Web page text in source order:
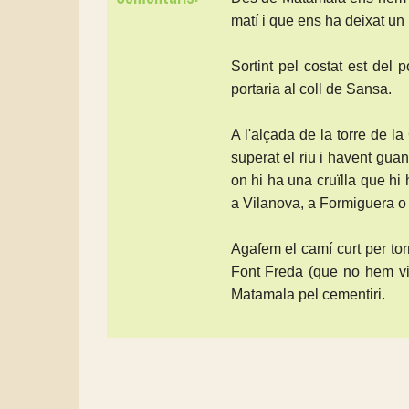
matí i que ens ha deixat
Sortint pel costat est del
portaria al coll de Sansa.
A l'alçada de la torre de la
superat el riu i havent
on hi ha una cruïlla que hi
a Vilanova, a Formiguera
Agafem el camí curt per
Font Freda (que no hem
Matamala pel cementiri.